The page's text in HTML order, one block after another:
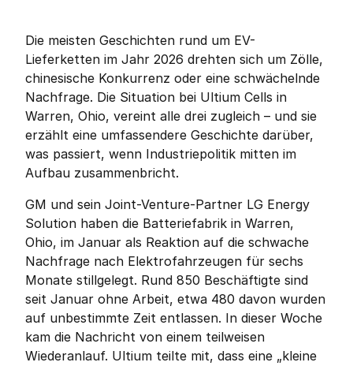
Die meisten Geschichten rund um EV-
Lieferketten im Jahr 2026 drehten sich um Zölle,
chinesische Konkurrenz oder eine schwächelnde
Nachfrage. Die Situation bei Ultium Cells in
Warren, Ohio, vereint alle drei zugleich – und sie
erzählt eine umfassendere Geschichte darüber,
was passiert, wenn Industriepolitik mitten im
Aufbau zusammenbricht.
GM und sein Joint-Venture-Partner LG Energy
Solution haben die Batteriefabrik in Warren,
Ohio, im Januar als Reaktion auf die schwache
Nachfrage nach Elektrofahrzeugen für sechs
Monate stillgelegt. Rund 850 Beschäftigte sind
seit Januar ohne Arbeit, etwa 480 davon wurden
auf unbestimmte Zeit entlassen. In dieser Woche
kam die Nachricht von einem teilweisen
Wiederanlauf. Ultium teilte mit, dass eine „kleine